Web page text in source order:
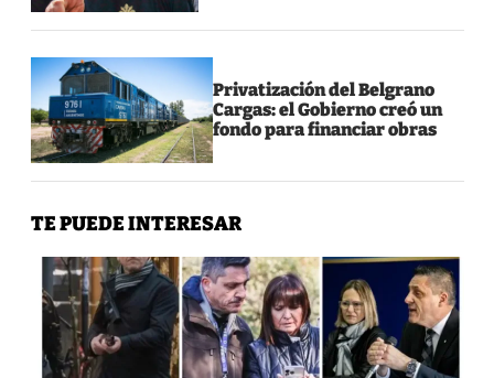
Privatización del Belgrano
Cargas: el Gobierno creó un
fondo para financiar obras
TE PUEDE INTERESAR